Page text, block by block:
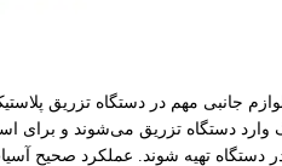
جانبی مهم در دستگاه تزریق
دستگاه تزریق می‌شوند و برای
در دستگاه تهیه شوند. عملکرد صحیح